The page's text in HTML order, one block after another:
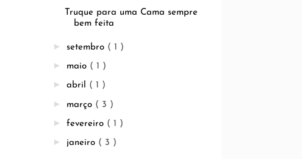
Truque para uma Cama sempre
bem feita
► setembro ( 1 )
► maio ( 1 )
► abril ( 1 )
► março ( 3 )
► fevereiro ( 1 )
► janeiro ( 3 )